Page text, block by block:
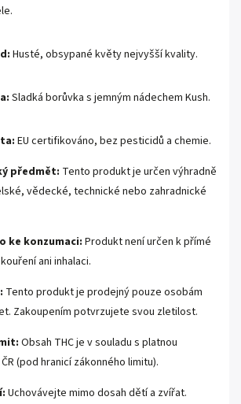
Husté, obsypané květy nejvyšší kvality.
Sladká borůvka s jemným nádechem Kush.
EU certifikováno, bez pesticidů a chemie.
předmět: Tento produkt je určen výhradně
vědecké, technické nebo zahradnické
ke konzumaci: Produkt není určen k přímé
ani inhalaci.
Tento produkt je prodejný pouze osobám
Zakoupením potvrzujete svou zletilost.
Obsah THC je v souladu s platnou
(pod hranicí zákonného limitu).
Uchovávejte mimo dosah dětí a zvířat.